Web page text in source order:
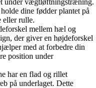
dine fødder plantet på
eller rulle.
mellem hæl og
der giver en højdeforskel
med at forbedre din
position under
har en flad og rillet
på underlaget. Dette